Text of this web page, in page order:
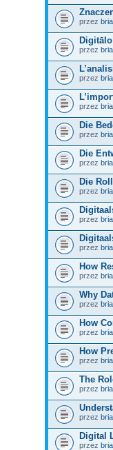
przez
przez
przez
przez
Die
przez
Die
przez
Die
przez
przez
przez
How
przez
Why
przez
How
przez
How
przez
The
przez
przez
Digital
przez